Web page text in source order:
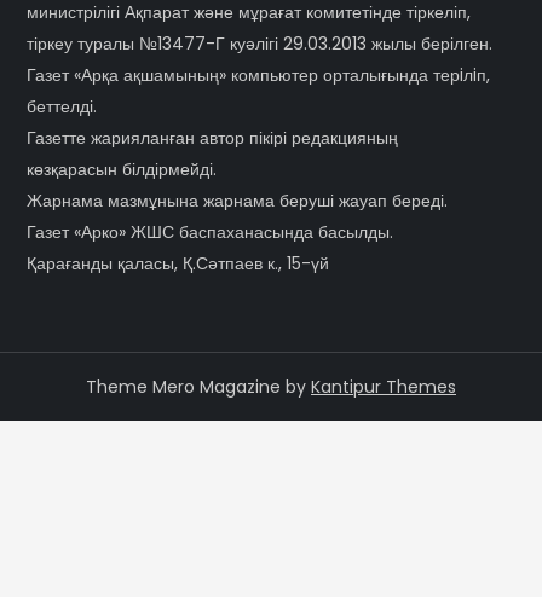
министрілігі Ақпарат және мұрағат комитетінде тіркеліп,
тіркеу туралы №13477-Г куәлігі 29.03.2013 жылы берілген.
Газет «Арқа ақшамының» компьютер орталығында терiлiп,
беттелді.
Газетте жарияланған автор пікірі редакцияның
көзқарасын білдірмейді.
Жарнама мазмұнына жарнама беруші жауап береді.
Газет «Арко» ЖШС баспаханасында басылды.
Қарағанды қаласы, Қ.Сәтпаев к., 15-үй
Theme Mero Magazine by Kantipur Themes